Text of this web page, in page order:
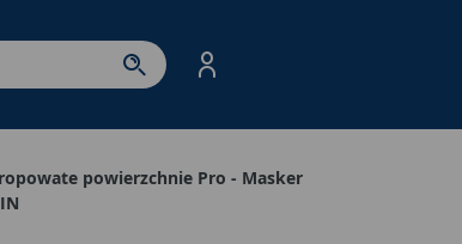
do strony produktów. Spacja – otwórz/
powierzchnie Pro - Masker